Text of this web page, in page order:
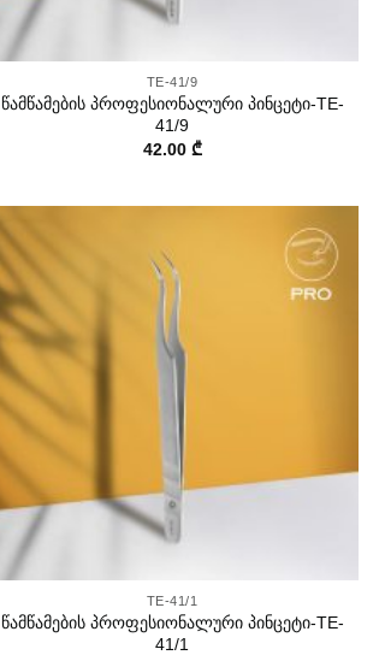
TE-41/9
წამწამების პროფესიონალური პინცეტი-TE-
41/9
42.00 ₾
TE-41/1
წამწამების პროფესიონალური პინცეტი-TE-
41/1